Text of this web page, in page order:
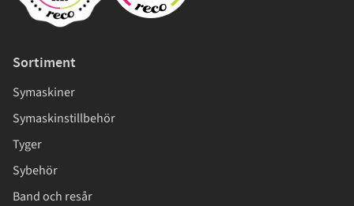
Sortiment
Symaskiner
Symaskinstillbehör
Tyger
Sybehör
Band och resår